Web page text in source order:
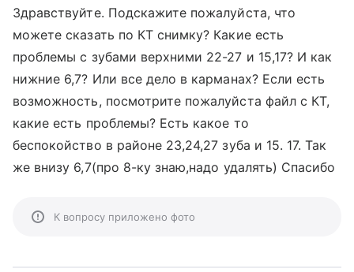
Здравствуйте. Подскажите пожалуйста, что
можете сказать по КТ снимку? Какие есть
проблемы с зубами верхними 22-27 и 15,17? И как
нижние 6,7? Или все дело в карманах? Если есть
возможность, посмотрите пожалуйста файл с КТ,
какие есть проблемы? Есть какое то
беспокойство в районе 23,24,27 зуба и 15. 17. Так
же внизу 6,7(про 8-ку знаю,надо удалять) Спасибо
К вопросу приложено фото